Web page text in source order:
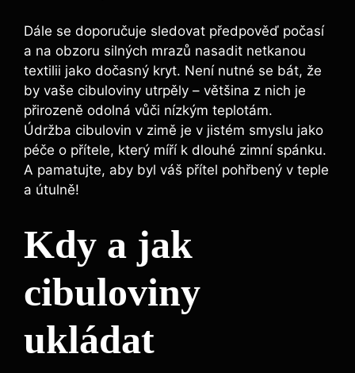
Dále se doporučuje sledovat předpověď počasí
a na obzoru silných mrazů nasadit netkanou
textilii jako dočasný kryt. Není nutné se bát, že
by vaše cibuloviny utrpěly – většina z nich je
přirozeně odolná vůči nízkým teplotám.
Údržba cibulovin v zimě je v jistém smyslu jako
péče o přítele, který míří k dlouhé zimní spánku.
A pamatujte, aby byl váš přítel pohřbený v teple
a útulně!
Kdy a jak
cibuloviny
ukládat